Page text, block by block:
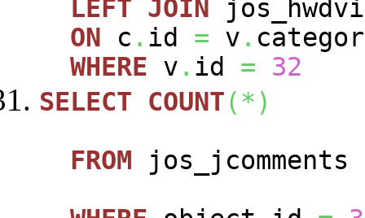
LEFT JOIN
ON c . id = v .
WHERE v . id =
32
SELECT
COUNT(*)
FROM jos_jcomments